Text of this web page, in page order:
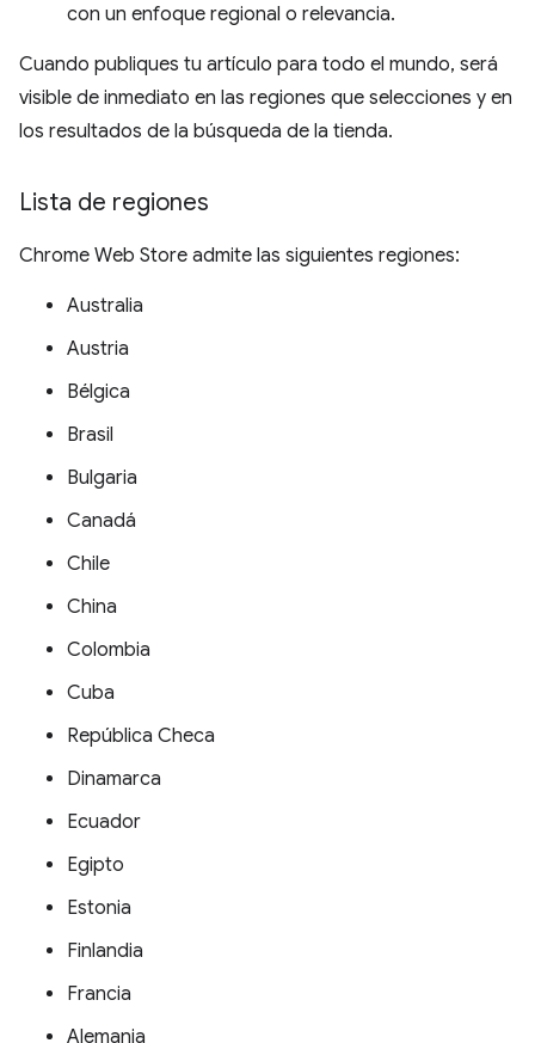
con un enfoque regional o relevancia.
Cuando publiques tu artículo para todo el mundo, será
visible de inmediato en las regiones que selecciones y en
los resultados de la búsqueda de la tienda.
Lista de regiones
Chrome Web Store admite las siguientes regiones:
Australia
Austria
Bélgica
Brasil
Bulgaria
Canadá
Chile
China
Colombia
Cuba
República Checa
Dinamarca
Ecuador
Egipto
Estonia
Finlandia
Francia
Alemania